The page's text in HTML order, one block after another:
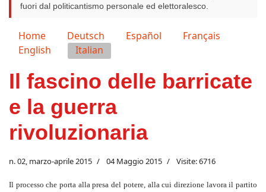
fuori dal politicantismo personale ed elettoralesco.
Seleziona la tua lingua
Home Deutsch Español
Français
English
Italian
Il fascino delle barricate
e la guerra
rivoluzionaria
n. 02, marzo-aprile 2015 04 Maggio 2015 Visite: 6716
Il processo che porta alla presa del potere, alla cui direzione lavora il partito